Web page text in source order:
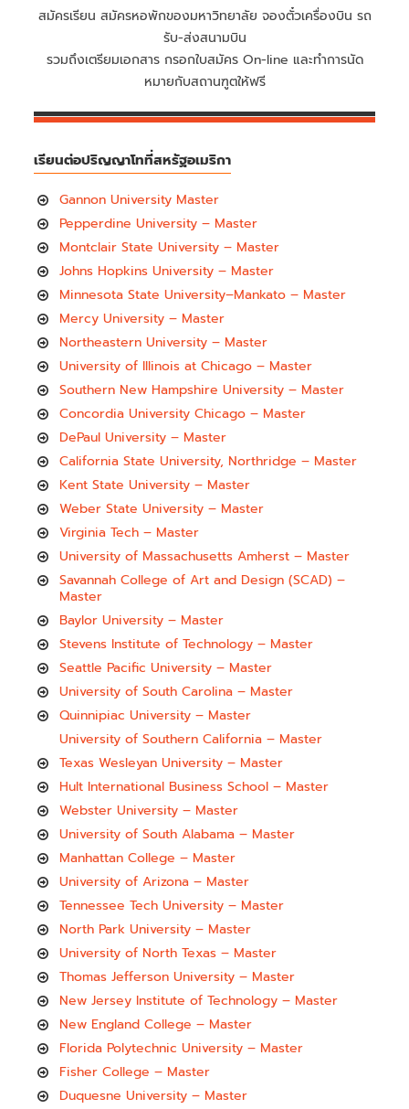
สมัครเรียน สมัครหอพักของมหาวิทยาลัย จองตั๋วเครื่องบิน รถ
รับ-ส่งสนามบิน
รวมถึงเตรียมเอกสาร กรอกใบสมัคร On-line และทำการนัด
หมายกับสถานฑูตให้ฟรี
เรียนต่อปริญญาโทที่สหรัฐอเมริกา
Gannon University Master
Pepperdine University – Master
Montclair State University – Master
Johns Hopkins University – Master
Minnesota State University–Mankato – Master
Mercy University – Master
Northeastern University – Master
University of Illinois at Chicago – Master
Southern New Hampshire University – Master
Concordia University Chicago – Master
DePaul University – Master
California State University, Northridge – Master
Kent State University – Master
Weber State University – Master
Virginia Tech – Master
University of Massachusetts Amherst – Master
Savannah College of Art and Design (SCAD) –
Master
Baylor University – Master
Stevens Institute of Technology – Master
Seattle Pacific University – Master
University of South Carolina – Master
Quinnipiac University – Master
University of Southern California – Master
Texas Wesleyan University – Master
Hult International Business School – Master
Webster University – Master
University of South Alabama – Master
Manhattan College – Master
University of Arizona – Master
Tennessee Tech University – Master
North Park University – Master
University of North Texas – Master
Thomas Jefferson University – Master
New Jersey Institute of Technology – Master
New England College – Master
Florida Polytechnic University – Master
Fisher College – Master
Duquesne University – Master